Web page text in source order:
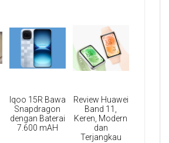
Iqoo 15R Bawa
Snapdragon
dengan Baterai
7.600 mAH
Review Huawei
Band 11,
Keren, Modern
dan
Terjangkau